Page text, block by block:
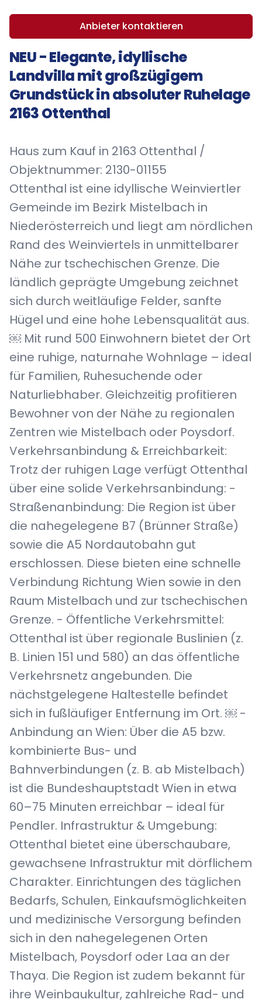
Anbieter kontaktieren
NEU - Elegante, idyllische
Landvilla mit großzügigem
Grundstück in absoluter Ruhelage
2163 Ottenthal
Haus zum Kauf in 2163 Ottenthal /
Objektnummer: 2130-01155
Ottenthal ist eine idyllische Weinviertler
Gemeinde im Bezirk Mistelbach in
Niederösterreich und liegt am nördlichen
Rand des Weinviertels in unmittelbarer
Nähe zur tschechischen Grenze. Die
ländlich geprägte Umgebung zeichnet
sich durch weitläufige Felder, sanfte
Hügel und eine hohe Lebensqualität aus.
￼ Mit rund 500 Einwohnern bietet der Ort
eine ruhige, naturnahe Wohnlage – ideal
für Familien, Ruhesuchende oder
Naturliebhaber. Gleichzeitig profitieren
Bewohner von der Nähe zu regionalen
Zentren wie Mistelbach oder Poysdorf.
Verkehrsanbindung & Erreichbarkeit:
Trotz der ruhigen Lage verfügt Ottenthal
über eine solide Verkehrsanbindung: -
Straßenanbindung: Die Region ist über
die nahegelegene B7 (Brünner Straße)
sowie die A5 Nordautobahn gut
erschlossen. Diese bieten eine schnelle
Verbindung Richtung Wien sowie in den
Raum Mistelbach und zur tschechischen
Grenze. - Öffentliche Verkehrsmittel:
Ottenthal ist über regionale Buslinien (z.
B. Linien 151 und 580) an das öffentliche
Verkehrsnetz angebunden. Die
nächstgelegene Haltestelle befindet
sich in fußläufiger Entfernung im Ort. ￼ -
Anbindung an Wien: Über die A5 bzw.
kombinierte Bus- und
Bahnverbindungen (z. B. ab Mistelbach)
ist die Bundeshauptstadt Wien in etwa
60–75 Minuten erreichbar – ideal für
Pendler. Infrastruktur & Umgebung:
Ottenthal bietet eine überschaubare,
gewachsene Infrastruktur mit dörflichem
Charakter. Einrichtungen des täglichen
Bedarfs, Schulen, Einkaufsmöglichkeiten
und medizinische Versorgung befinden
sich in den nahegelegenen Orten
Mistelbach, Poysdorf oder Laa an der
Thaya. Die Region ist zudem bekannt für
ihre Weinbaukultur, zahlreiche Rad- und